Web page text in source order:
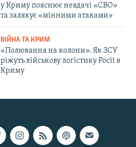
у Криму пояснює невдачі «СВО»
та залякує «мінними атаками»
ВІЙНА ТА КРИМ
«Полювання на колони». Як ЗСУ
ріжуть військову логістику Росії в
Криму